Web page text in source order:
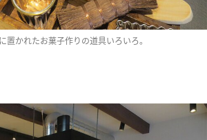
置かれたお菓子作りの道具いろいろ。